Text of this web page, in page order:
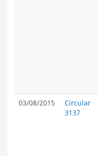
03/08/2015
Circular
3137